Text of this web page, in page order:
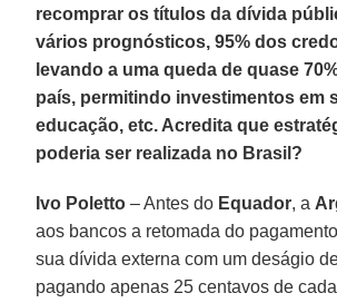
recomprar os títulos da dívida
vários prognósticos, 95% dos
levando a uma queda de quase
país, permitindo investimentos em
educação, etc. Acredita que
poderia ser realizada no Brasil?
Ivo Poletto – Antes do Equador, a
aos bancos a retomada do
sua dívida externa com um deságio
pagando apenas 25 centavos de